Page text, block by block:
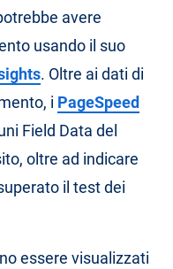
avere
usando il suo
. Oltre ai dati di
i PageSpeed
Field Data del
oltre ad indicare
il test dei
essere visualizzati